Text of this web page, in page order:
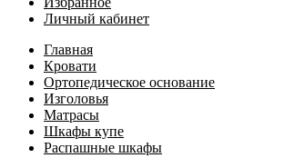
Личный кабинет
Главная
Кровати
Ортопедическое основание
Изголовья
Матрасы
Шкафы купе
Распашные шкафы